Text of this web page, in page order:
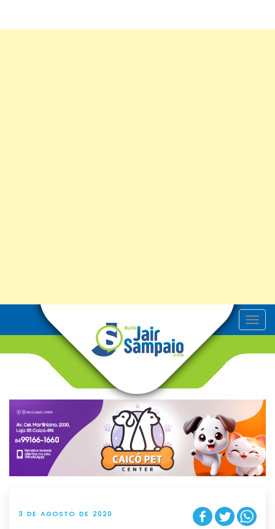
T
o
v
g
t
i
o
n
3 DE AGOSTO DE 2020